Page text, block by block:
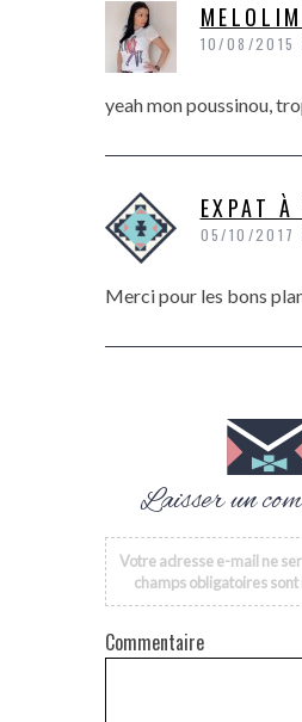
10/08/2015
yeah mon poussinou,
EXPAT
05/10/2017
Merci pour les bons
Laisser un
Votre adresse e-mail ne
champs obligatoires